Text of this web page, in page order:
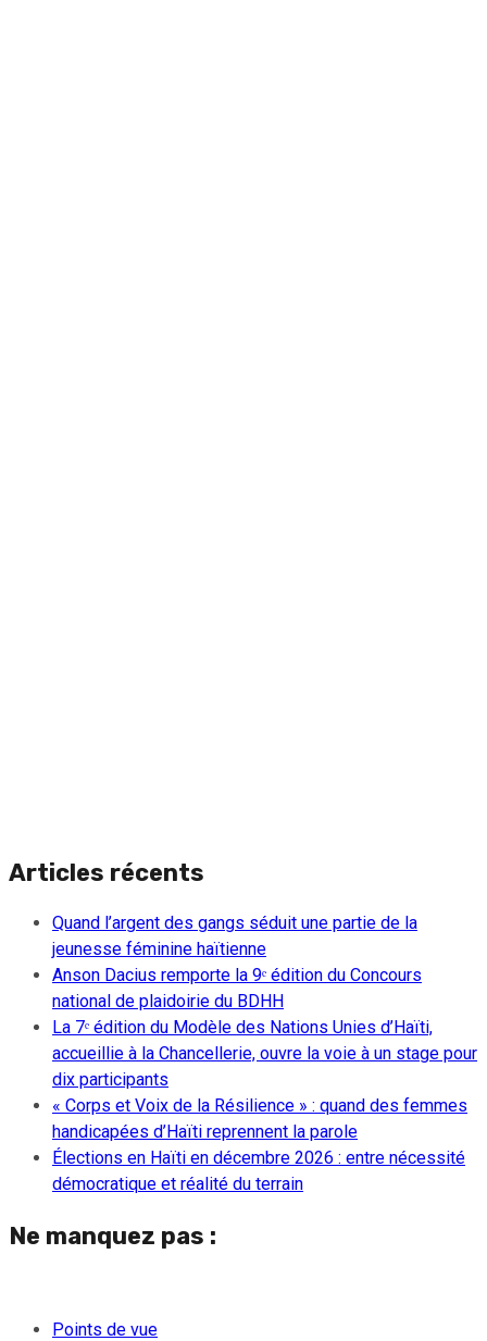
Articles récents
Quand l’argent des gangs séduit une partie de la
jeunesse féminine haïtienne
Anson Dacius remporte la 9ᵉ édition du Concours
national de plaidoirie du BDHH
La 7ᵉ édition du Modèle des Nations Unies d’Haïti,
accueillie à la Chancellerie, ouvre la voie à un stage pour
dix participants
« Corps et Voix de la Résilience » : quand des femmes
handicapées d’Haïti reprennent la parole
Élections en Haïti en décembre 2026 : entre nécessité
démocratique et réalité du terrain
Ne manquez pas :
Points de vue